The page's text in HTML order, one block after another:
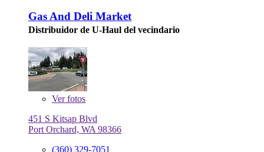
Gas And Deli Market
Distribuidor de U-Haul del vecindario
Verfotos
451 S Kitsap Blvd
Port Orchard, WA 98366
(360) 329-7051